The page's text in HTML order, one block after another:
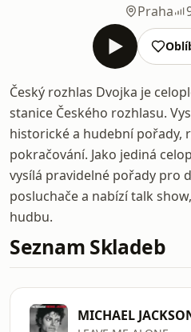
Praha
Český rozhlas Dvojka je
stanice Českého rozhlasu.
historické a hudební pořady,
pokračování. Jako jediná
vysílá pravidelné pořady pro
posluchače a nabízí talk
hudbu.
Seznam Skladeb
MICHAEL